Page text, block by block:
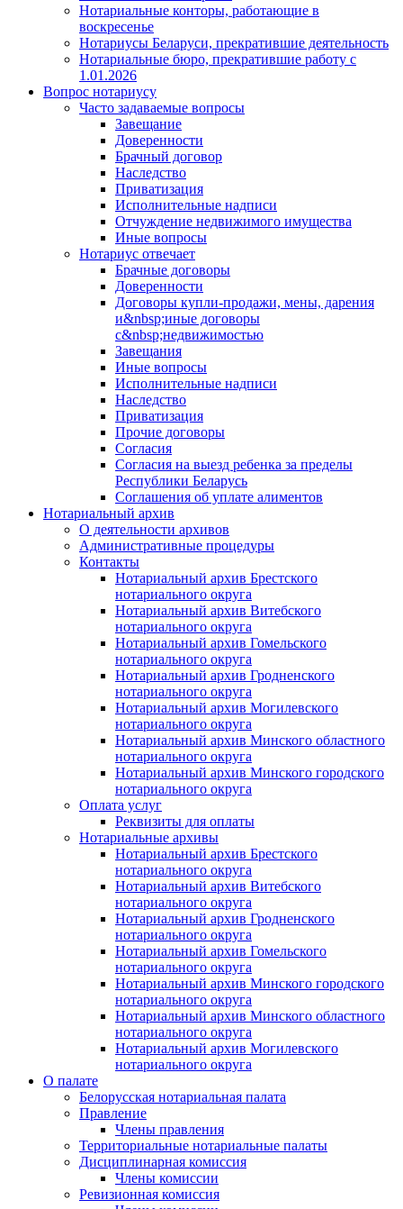
Нотариальные конторы, работающие в
воскресенье
Нотариусы Беларуси, прекратившие деятельность
Нотариальные бюро, прекратившие работу с
1.01.2026
Вопрос нотариусу
Часто задаваемые вопросы
Завещание
Доверенности
Брачный договор
Наследство
Приватизация
Исполнительные надписи
Отчуждение недвижимого имущества
Иные вопросы
Нотариус отвечает
Брачные договоры
Доверенности
Договоры купли-продажи, мены, дарения
и&nbsp;иные договоры
с&nbsp;недвижимостью
Завещания
Иные вопросы
Исполнительные надписи
Наследство
Приватизация
Прочие договоры
Согласия
Согласия на выезд ребенка за пределы
Республики Беларусь
Соглашения об уплате алиментов
Нотариальный архив
О деятельности архивов
Административные процедуры
Контакты
Нотариальный архив Брестского
нотариального округа
Нотариальный архив Витебского
нотариального округа
Нотариальный архив Гомельского
нотариального округа
Нотариальный архив Гродненского
нотариального округа
Нотариальный архив Могилевского
нотариального округа
Нотариальный архив Минского областного
нотариального округа
Нотариальный архив Минского городского
нотариального округа
Оплата услуг
Реквизиты для оплаты
Нотариальные архивы
Нотариальный архив Брестского
нотариального округа
Нотариальный архив Витебского
нотариального округа
Нотариальный архив Гродненского
нотариального округа
Нотариальный архив Гомельского
нотариального округа
Нотариальный архив Минского городского
нотариального округа
Нотариальный архив Минского областного
нотариального округа
Нотариальный архив Могилевского
нотариального округа
О палате
Белорусская нотариальная палата
Правление
Члены правления
Территориальные нотариальные палаты
Дисциплинарная комиссия
Члены комиссии
Ревизионная комиссия